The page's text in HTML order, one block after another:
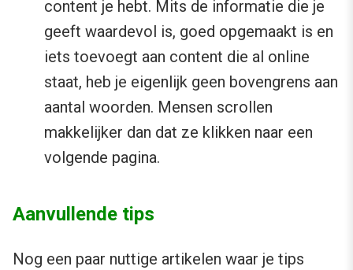
content je hebt. Mits de informatie die je
geeft waardevol is, goed opgemaakt is en
iets toevoegt aan content die al online
staat, heb je eigenlijk geen bovengrens aan
aantal woorden. Mensen scrollen
makkelijker dan dat ze klikken naar een
volgende pagina.
Aanvullende tips
Nog een paar nuttige artikelen waar je tips